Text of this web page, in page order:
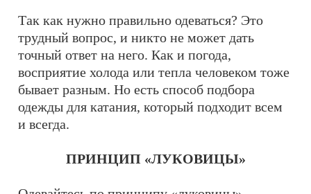
Так как нужно правильно одеваться? Это
трудный вопрос, и никто не может дать
точный ответ на него. Как и погода,
восприятие холода или тепла человеком тоже
бывает разным. Но есть способ подбора
одежды для катания, который подходит всем
и всегда.
ПРИНЦИП «ЛУКОВИЦЫ»